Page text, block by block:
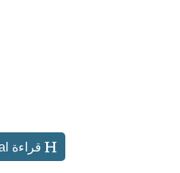
قراءة Microbiological Applications Lab Manual اونلاين